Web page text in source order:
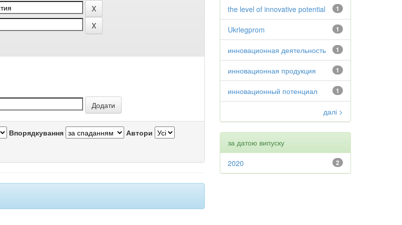
Впорядкування Автори
1
the level of innovative potential
1
Ukrlegprom
1
инновационная деятельность
1
инновационная продукция
1
инновационный потенциал
далі >
за датою випуску
2
2020